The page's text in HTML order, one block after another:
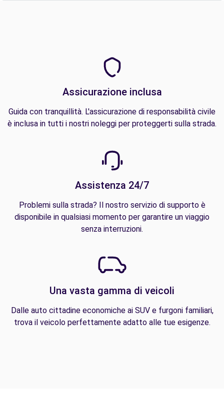
Assicurazione inclusa
Guida con tranquillità. L'assicurazione di responsabilità civile
è inclusa in tutti i nostri noleggi per proteggerti sulla strada.
Assistenza 24/7
Problemi sulla strada? Il nostro servizio di supporto è
disponibile in qualsiasi momento per garantire un viaggio
senza interruzioni.
Una vasta gamma di veicoli
Dalle auto cittadine economiche ai SUV e furgoni familiari,
trova il veicolo perfettamente adatto alle tue esigenze.